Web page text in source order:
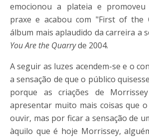
emocionou a plateia e
praxe e acabou com "First of the
álbum mais aplaudido da carreira a
You Are the Quarryde 2004.
A seguir as luzes acendem-se e o
a sensação de que o público
porque as criações de
apresentar muito mais coisas que
ouvir, mas por ficar a sensação de
àquilo que é hoje Morrissey,